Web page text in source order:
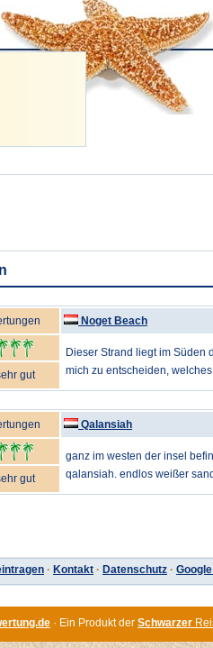
Noget Beach
Dieser Strand liegt im Süden
mich zu entscheiden,
gut
Qalansiah
ganz im westen der insel
qalansiah. endlos weißer
gut
· Kontakt · Datenschutz ·
· Ein Produkt der Schwarzer